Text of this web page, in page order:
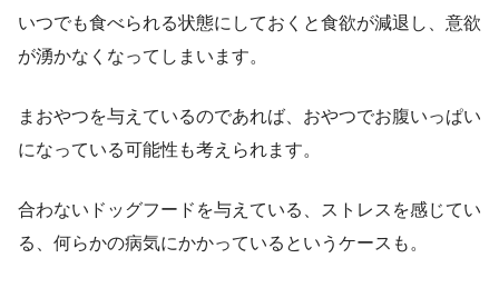
いつでも食べられる状態にしておくと食欲が減退し、意欲
が湧かなくなってしまいます。
まおやつを与えているのであれば、おやつでお腹いっぱい
になっている可能性も考えられます。
合わないドッグフードを与えている、ストレスを感じてい
る、何らかの病気にかかっているというケースも。